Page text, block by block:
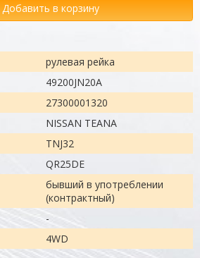
Добавить в корзину
рулевая рейка
49200JN20A
27300001320
NISSAN TEANA
TNJ32
QR25DE
бывший в употреблении
(контрактный)
-
4WD